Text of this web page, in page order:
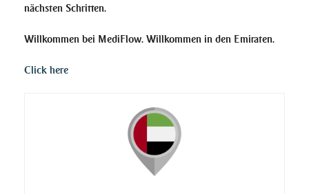
nächsten Schritten.
Willkommen bei MediFlow. Willkommen in den Emiraten.
Click here